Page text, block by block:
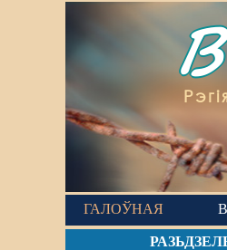
ГАЛОЎНАЯ